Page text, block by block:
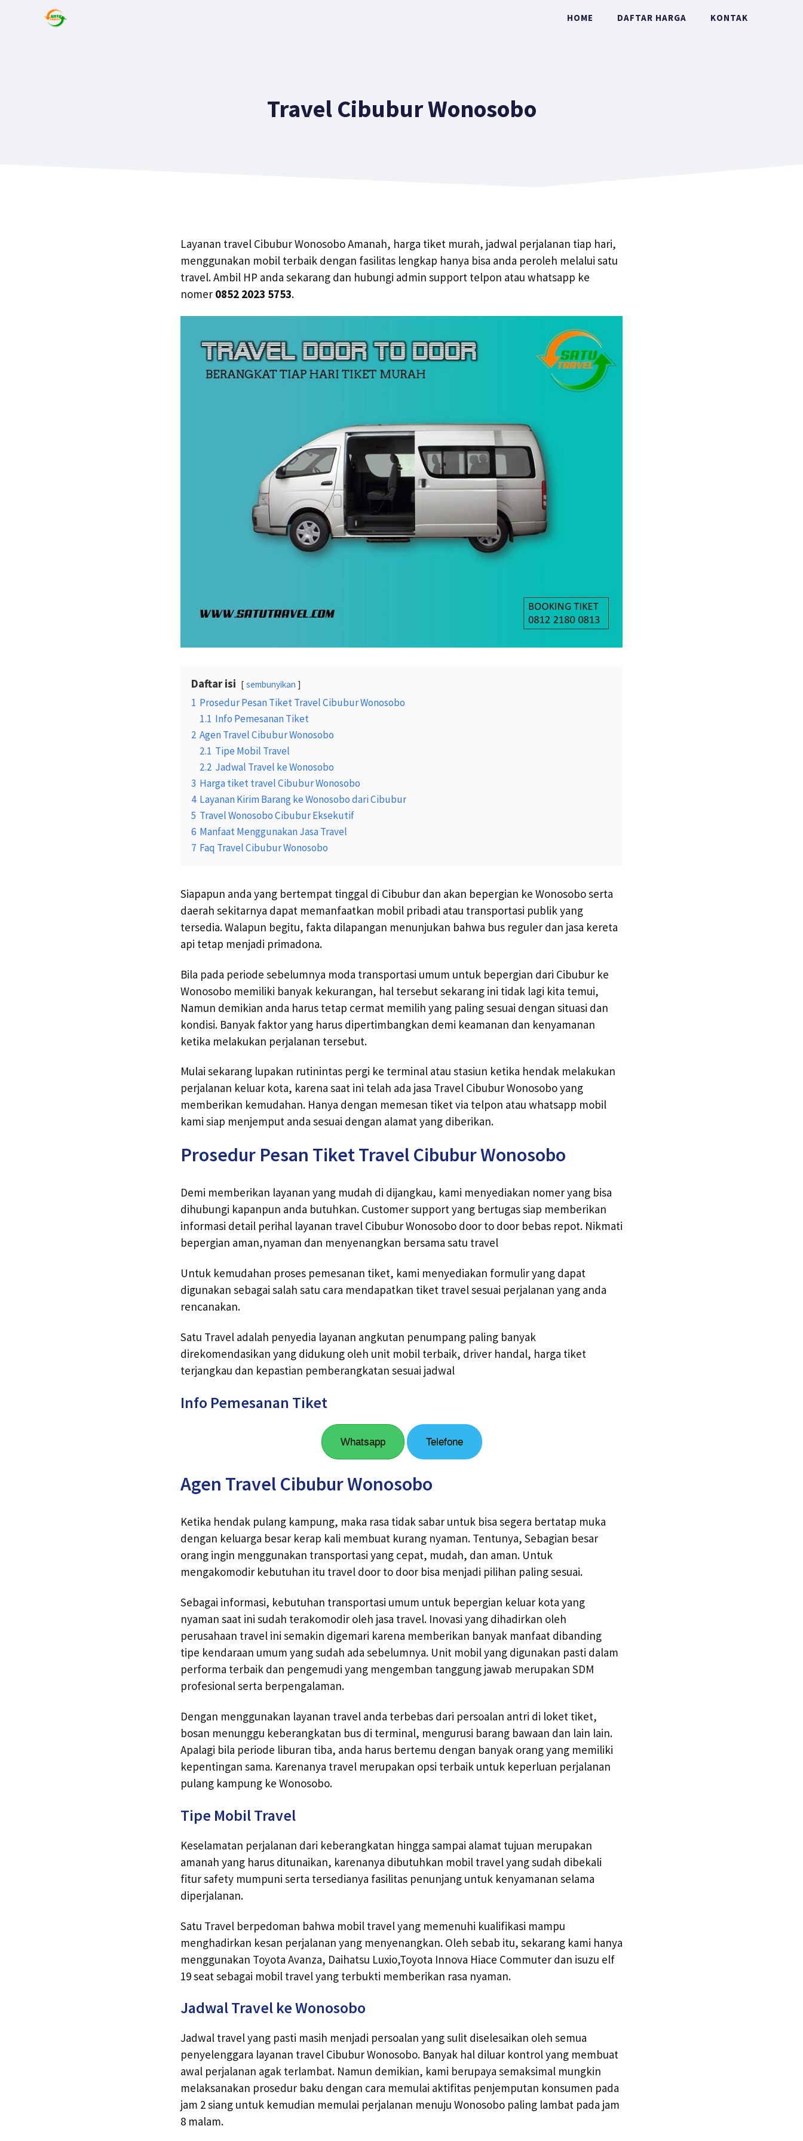
HOME DAFTAR HARGA KONTAK
Travel Cibubur Wonosobo
Layanan travel Cibubur Wonosobo Amanah, harga tiket murah, jadwal perjalanan tiap hari,
menggunakan mobil terbaik dengan fasilitas lengkap hanya bisa anda peroleh melalui satu
travel. Ambil HP anda sekarang dan hubungi admin support telpon atau whatsapp ke
nomer 0852 2023 5753.
Daftar isi sembunyikan
1 Prosedur Pesan Tiket Travel Cibubur Wonosobo
1.1 Info Pemesanan Tiket
2 Agen Travel Cibubur Wonosobo
2.1 Tipe Mobil Travel
2.2 Jadwal Travel ke Wonosobo
3 Harga tiket travel Cibubur Wonosobo
4 Layanan Kirim Barang ke Wonosobo dari Cibubur
5 Travel Wonosobo Cibubur Eksekutif
6 Manfaat Menggunakan Jasa Travel
7 Faq Travel Cibubur Wonosobo
Siapapun anda yang bertempat tinggal di Cibubur dan akan bepergian ke Wonosobo serta
daerah sekitarnya dapat memanfaatkan mobil pribadi atau transportasi publik yang
tersedia. Walapun begitu, fakta dilapangan menunjukan bahwa bus reguler dan jasa kereta
api tetap menjadi primadona.
Bila pada periode sebelumnya moda transportasi umum untuk bepergian dari Cibubur ke
Wonosobo memiliki banyak kekurangan, hal tersebut sekarang ini tidak lagi kita temui,
Namun demikian anda harus tetap cermat memilih yang paling sesuai dengan situasi dan
kondisi. Banyak faktor yang harus dipertimbangkan demi keamanan dan kenyamanan
ketika melakukan perjalanan tersebut.
Mulai sekarang lupakan rutinintas pergi ke terminal atau stasiun ketika hendak melakukan
perjalanan keluar kota, karena saat ini telah ada jasa Travel Cibubur Wonosobo yang
memberikan kemudahan. Hanya dengan memesan tiket via telpon atau whatsapp mobil
kami siap menjemput anda sesuai dengan alamat yang diberikan.
Prosedur Pesan Tiket Travel Cibubur Wonosobo
Demi memberikan layanan yang mudah di dijangkau, kami menyediakan nomer yang bisa
dihubungi kapanpun anda butuhkan. Customer support yang bertugas siap memberikan
informasi detail perihal layanan travel Cibubur Wonosobo door to door bebas repot. Nikmati
bepergian aman,nyaman dan menyenangkan bersama satu travel
Untuk kemudahan proses pemesanan tiket, kami menyediakan formulir yang dapat
digunakan sebagai salah satu cara mendapatkan tiket travel sesuai perjalanan yang anda
rencanakan.
Satu Travel adalah penyedia layanan angkutan penumpang paling banyak
direkomendasikan yang didukung oleh unit mobil terbaik, driver handal, harga tiket
terjangkau dan kepastian pemberangkatan sesuai jadwal
Info Pemesanan Tiket
Whatsapp Telefone
Agen Travel Cibubur Wonosobo
Ketika hendak pulang kampung, maka rasa tidak sabar untuk bisa segera bertatap muka
dengan keluarga besar kerap kali membuat kurang nyaman. Tentunya, Sebagian besar
orang ingin menggunakan transportasi yang cepat, mudah, dan aman. Untuk
mengakomodir kebutuhan itu travel door to door bisa menjadi pilihan paling sesuai.
Sebagai informasi, kebutuhan transportasi umum untuk bepergian keluar kota yang
nyaman saat ini sudah terakomodir oleh jasa travel. Inovasi yang dihadirkan oleh
perusahaan travel ini semakin digemari karena memberikan banyak manfaat dibanding
tipe kendaraan umum yang sudah ada sebelumnya. Unit mobil yang digunakan pasti dalam
performa terbaik dan pengemudi yang mengemban tanggung jawab merupakan SDM
profesional serta berpengalaman.
Dengan menggunakan layanan travel anda terbebas dari persoalan antri di loket tiket,
bosan menunggu keberangkatan bus di terminal, mengurusi barang bawaan dan lain lain.
Apalagi bila periode liburan tiba, anda harus bertemu dengan banyak orang yang memiliki
kepentingan sama. Karenanya travel merupakan opsi terbaik untuk keperluan perjalanan
pulang kampung ke Wonosobo.
Tipe Mobil Travel
Keselamatan perjalanan dari keberangkatan hingga sampai alamat tujuan merupakan
amanah yang harus ditunaikan, karenanya dibutuhkan mobil travel yang sudah dibekali
fitur safety mumpuni serta tersedianya fasilitas penunjang untuk kenyamanan selama
diperjalanan.
Satu Travel berpedoman bahwa mobil travel yang memenuhi kualifikasi mampu
menghadirkan kesan perjalanan yang menyenangkan. Oleh sebab itu, sekarang kami hanya
menggunakan Toyota Avanza, Daihatsu Luxio,Toyota Innova Hiace Commuter dan isuzu elf
19 seat sebagai mobil travel yang terbukti memberikan rasa nyaman.
Jadwal Travel ke Wonosobo
Jadwal travel yang pasti masih menjadi persoalan yang sulit diselesaikan oleh semua
penyelenggara layanan travel Cibubur Wonosobo. Banyak hal diluar kontrol yang membuat
awal perjalanan agak terlambat. Namun demikian, kami berupaya semaksimal mungkin
melaksanakan prosedur baku dengan cara memulai aktifitas penjemputan konsumen pada
jam 2 siang untuk kemudian memulai perjalanan menuju Wonosobo paling lambat pada jam
8 malam.